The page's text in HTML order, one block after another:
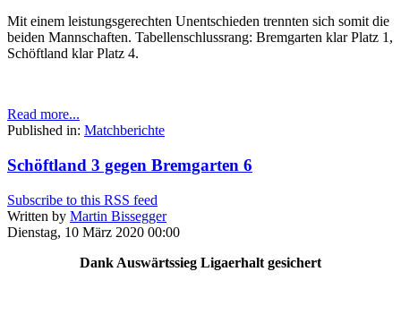
Mit einem leistungsgerechten Unentschieden trennten sich somit die
beiden Mannschaften. Tabellenschlussrang: Bremgarten klar Platz 1,
Schöftland klar Platz 4.
Read more...
Published in: Matchberichte
Schöftland 3 gegen Bremgarten 6
Subscribe to this RSS feed
Written by Martin Bissegger
Dienstag, 10 März 2020 00:00
Dank Auswärtssieg Ligaerhalt gesichert